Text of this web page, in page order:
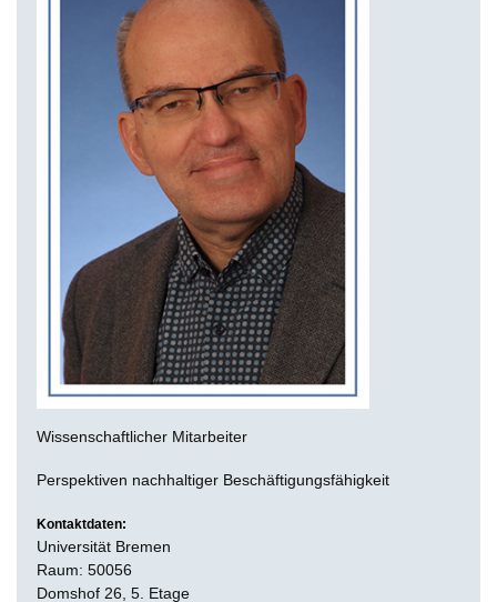
Wissenschaftlicher Mitarbeiter
Perspektiven nachhaltiger Beschäftigungsfähigkeit
Kontaktdaten:
Universität Bremen
Raum: 50056
Domshof 26, 5. Etage